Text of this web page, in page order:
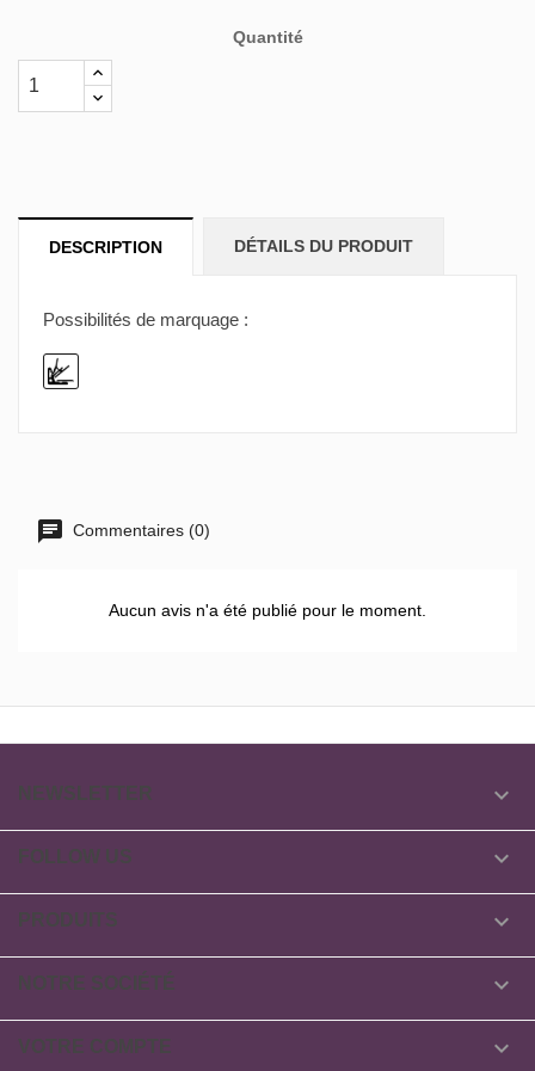
Quantité
DESCRIPTION DÉTAILS DU PRODUIT
Possibilités de marquage :
Commentaires (0)
Aucun avis n'a été publié pour le moment.




